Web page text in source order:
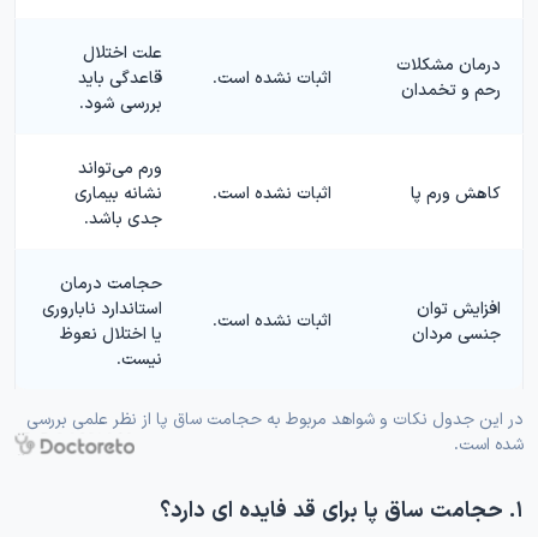
درمان مشکلات
رحم و تخمدان
اثبات نشده است.
علت اختلال
قاعدگی باید
بررسی شود.
کاهش ورم پا اثبات نشده است.
ورم می‌تواند
نشانه بیماری
جدی باشد.
افزایش توان
جنسی مردان
اثبات نشده است.
حجامت درمان
استاندارد ناباروری
یا اختلال نعوظ
نیست.
در این جدول نکات و شواهد مربوط به حجامت ساق پا از نظر علمی بررسی
شده است.
۱. حجامت ساق پا برای قد فایده ای دارد؟